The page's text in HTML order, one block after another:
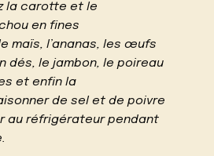
la carotte et le
en fines
maïs, l’ananas, les œufs
dés, le jambon, le poireau
et enfin la
de sel et de poivre
au réfrigérateur pendant